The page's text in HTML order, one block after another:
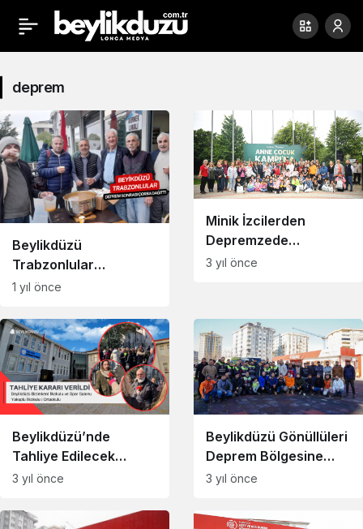
deprem
Haberleri
deprem
Beylikdüzü
Trabzonlular
Derneği’nden Sıcak
1 yıl önce
Minik İzcilerden
Depremzede
Çocuklara Hediye
3 yıl önce
Beylikdüzü’nde
Tahliye Edilecek
Okullar
3 yıl önce
Beylikdüzü Gönüllüleri
Deprem Bölgesine
Yola Çıktı
3 yıl önce